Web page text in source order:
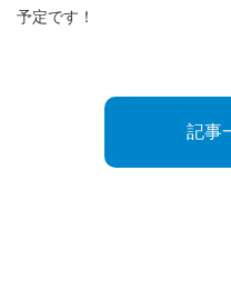
予定です！
記事